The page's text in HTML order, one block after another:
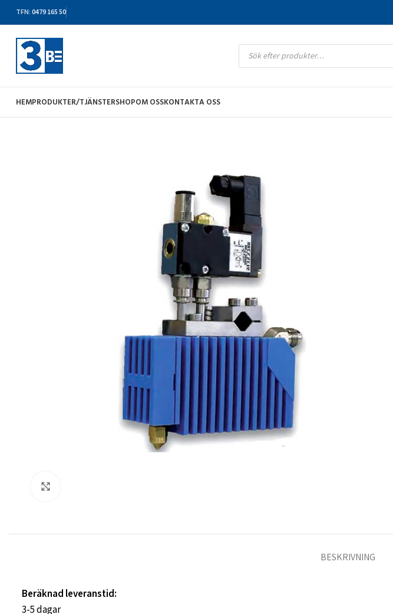
TFN: 0479 165 50
HEMPRODUKTER/TJÄNSTERSHOPOM OSSKONTAKTA OSS
BESKRIVNING
Beräknad leveranstid:
3-5 dagar